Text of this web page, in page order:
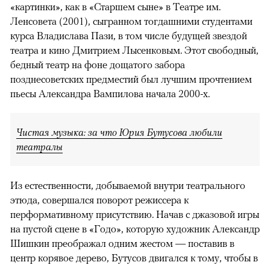
«картинки», как в «Старшем сыне» в Театре им.
Ленсовета (2001), сыгранном тогдашними студентами
курса Владислава Пази, в том числе будущей звездой
театра и кино Дмитрием Лысенковым. Этот свободный,
бедный театр на фоне дощатого забора
позднесоветских предместий был лучшим прочтением
пьесы Александра Вампилова начала 2000-х.
Чистая музыка: за что Юрия Бутусова любили
театралы
Из естественности, добываемой внутри театрального
этюда, совершался поворот режиссера к
перформативному присутствию. Начав с джазовой игры
на пустой сцене в «Годо», которую художник Александр
Шишкин преображал одним жестом — поставив в
центр корявое дерево, Бутусов двигался к тому, чтобы в